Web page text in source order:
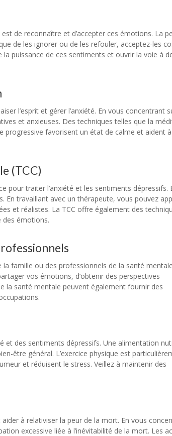
de reconnaître et d’accepter ces émotions. La
de les ignorer ou de les refouler, acceptez-les
puissance de ces sentiments et ouvrir la voie à
l’esprit et gérer l’anxiété. En vous concentrant
et anxieuses. Des techniques telles que la
progressive favorisent un état de calme et aident à
(TCC)
pour traiter l’anxiété et les sentiments dépressifs.
travaillant avec un thérapeute, vous pouvez
et réalistes. La TCC offre également des
des émotions.
famille ou des professionnels de la santé
vos émotions, d’obtenir des perspectives
la santé mentale peuvent également fournir des
et des sentiments dépressifs. Une alimentation
être général. L’exercice physique est
et réduisent le stress. Veillez à maintenir des
à relativiser la peur de la mort. En vous
excessive liée à l’inévitabilité de la mort. Les